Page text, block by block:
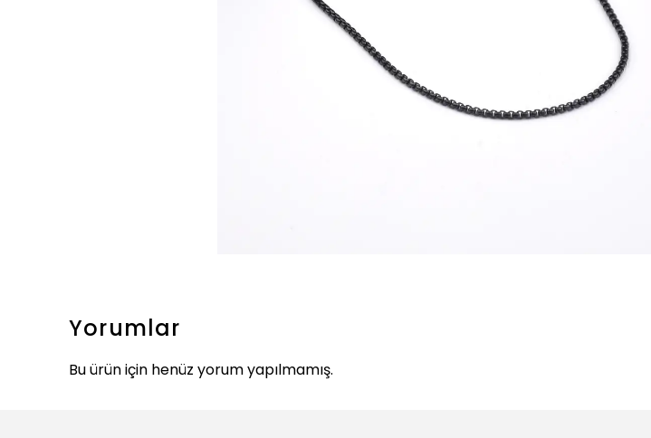
Yorumlar
Bu ürün için henüz yorum yapılmamış.